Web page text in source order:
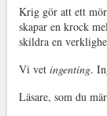
Krig gör att ett
skapar en krock
skildra en
Vi vet ingenting.
Läsare, som du